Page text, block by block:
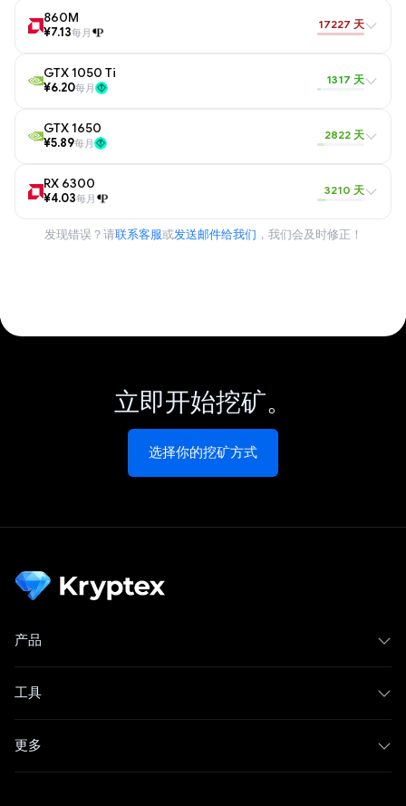
860M
¥7.13每月
17227 天
GTX 1050 Ti
¥6.20每月
1317 天
GTX 1650
¥5.89每月
2822 天
RX 6300
¥4.03每月
3210 天
发现错误？请联系客服或发送邮件给我们 ，我们会及时修正！
立即开始挖矿。
选择你的挖矿方式
产品
工具
更多